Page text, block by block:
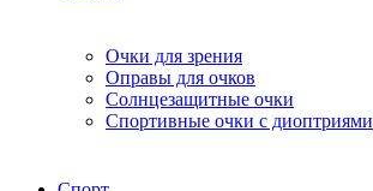
Очки для зрения
Оправы для очков
Солнцезащитные очки
Спортивные очки с диоптриями